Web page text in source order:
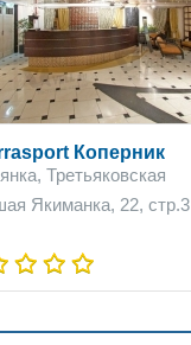
Коперник
Третьяковская
Якиманка, 22, стр.3